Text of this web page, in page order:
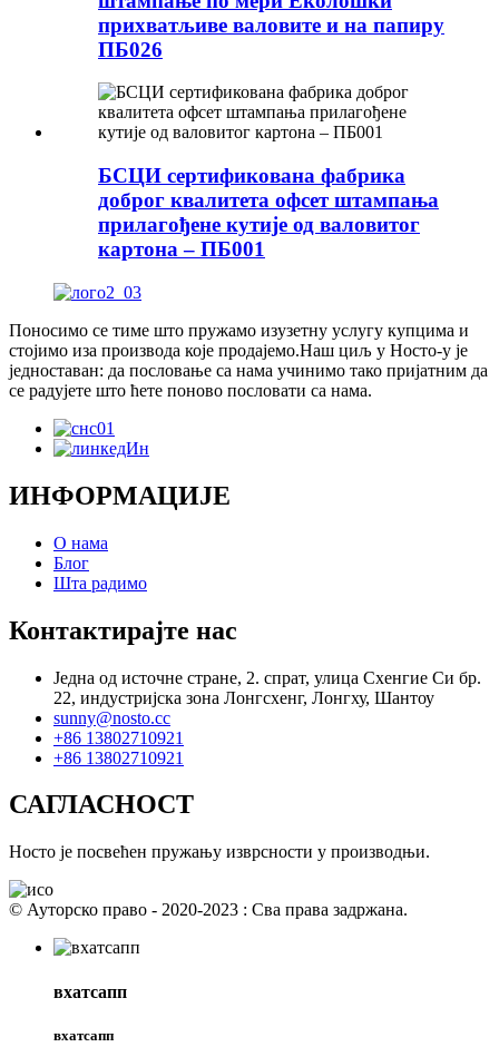
прихватљиве валовите и на папиру
ПБ026
БСЦИ сертификована фабрика
доброг квалитета офсет штампања
прилагођене кутије од валовитог
картона – ПБ001
Поносимо се тиме што пружамо изузетну услугу купцима и
стојимо иза производа које продајемо.Наш циљ у Носто-у је
једноставан: да пословање са нама учинимо тако пријатним да
се радујете што ћете поново пословати са нама.
ИНФОРМАЦИЈЕ
О нама
Блог
Шта радимо
Контактирајте нас
Једна од источне стране, 2. спрат, улица Схенгие Си бр.
22, индустријска зона Лонгсхенг, Лонгху, Шантоу
sunny@nosto.cc
+86 13802710921
+86 13802710921
САГЛАСНОСТ
Носто је посвећен пружању изврсности у производњи.
© Ауторско право - 2020-2023 : Сва права задржана.
вхатсапп
вхатсапп